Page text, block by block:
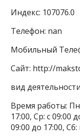
Индекс: 107076.0
Телефон: nan
Мобильный
Сайт: http://
вид
Время работы:
17:00, Ср: с 09:00
09:00 до 17:00,